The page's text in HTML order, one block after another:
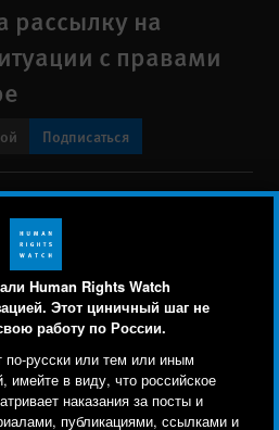
Human Rights Watch
Этот циничный шаг не
работу по России.
по-русски или тем или иным
имейте в виду, что российское
наказания за посты и
публикациями, ссылками и
рассылку на
с правами
Подписаться
Карта сайта
Avenue, 34th Floor | New York,NY
preferences
cookie, технологии
аналитические
понять, кто посещает